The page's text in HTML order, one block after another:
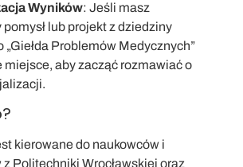
Wyników: Jeśli masz
lub projekt z dziedziny
„Giełda Problemów Medycznych”
miejsce, aby zacząć rozmawiać o
kierowane do naukowców i
Politechniki Wrocławskiej oraz